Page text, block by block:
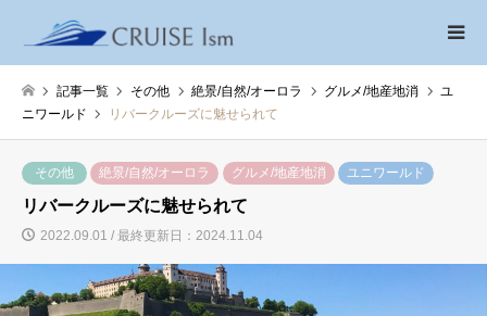
記事一覧 その他 絶景/自然/オーロラ グルメ/地産地消
ユ
ニワールド
リバークルーズに魅せられて
その他 絶景/自然/オーロラ グルメ/地産地消 ユニワールド
リバークルーズに魅せられて
2022.09.01 / 最終更新日：2024.11.04